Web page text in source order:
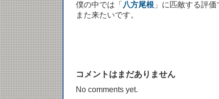
僕の中では「 八方尾根 」に匹敵する評
また来たいです。
コメントはまだありません
No comments yet.